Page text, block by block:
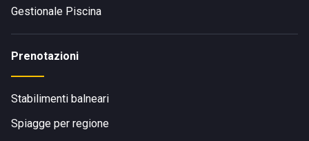
Gestionale Piscina
Prenotazioni
Stabilimenti balneari
Spiagge per regione